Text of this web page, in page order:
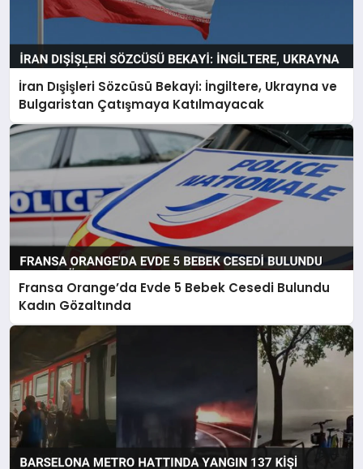
İran Dışişleri Sözcüsü Bekayi: İngiltere, Ukrayna ve
Bulgaristan Çatışmaya Katılmayacak
Fransa Orange’da Evde 5 Bebek Cesedi Bulundu
Kadın Gözaltında